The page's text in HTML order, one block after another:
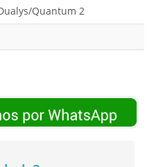
Quantum 2